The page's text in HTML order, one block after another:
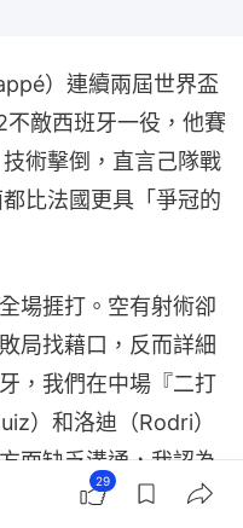
）連續兩屆世界盃
敵西班牙一役，他賽
術擊倒，直言己隊戰
比法國更具「爭冠的
場捱打。空有射術卻
局找藉口，反而詳細
，我們在中場『二打
）和洛迪（Rodri）
面缺乏溝通，我認為
們跟上我們的節
29